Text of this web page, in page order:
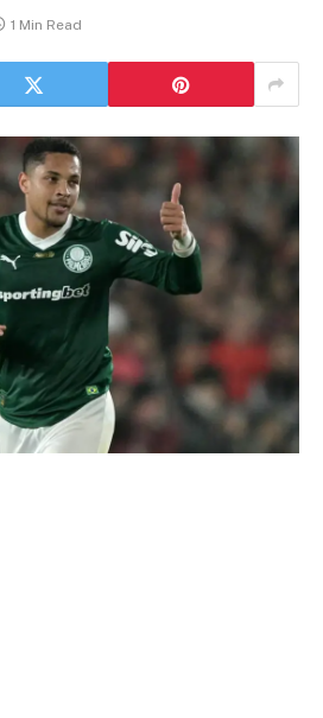
1 Min Read